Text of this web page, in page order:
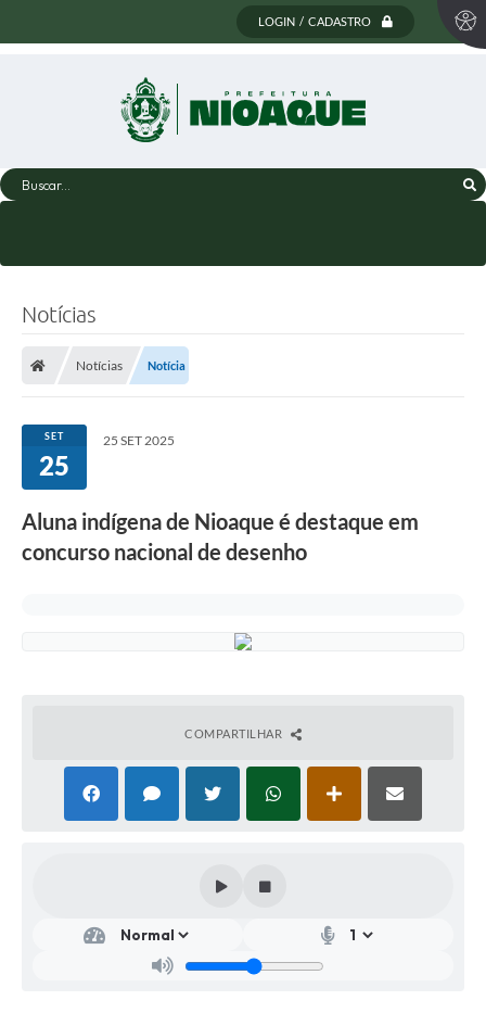
LOGIN / CADASTRO
Buscar...
Notícias
Notícias Notícia
SET
25
25 SET 2025
Aluna indígena de Nioaque é destaque em
concurso nacional de desenho
COMPARTILHAR